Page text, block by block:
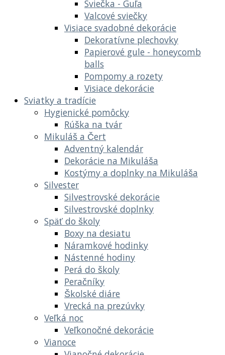
Sviečka - Guľa
Valcové sviečky
Visiace svadobné dekorácie
Dekoratívne plechovky
Papierové gule - honeycomb
balls
Pompomy a rozety
Visiace dekorácie
Sviatky a tradície
Hygienické pomôcky
Rúška na tvár
Mikuláš a Čert
Adventný kalendár
Dekorácie na Mikuláša
Kostýmy a doplnky na Mikuláša
Silvester
Silvestrovské dekorácie
Silvestrovské doplnky
Späť do školy
Boxy na desiatu
Náramkové hodinky
Nástenné hodiny
Perá do školy
Peračníky
Školské diáre
Vrecká na prezúvky
Veľká noc
Veľkonočné dekorácie
Vianoce